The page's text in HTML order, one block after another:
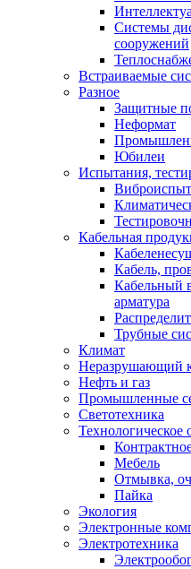
Системы
сооружений
Встраиваемые
Разное
Защитные
Неформат
Юбилеи
Испытания,
Кабельная
Кабель,
Кабельный
арматура
Трубные
Климат
Неразрушающий
Нефть и газ
Промышленные
Светотехника
Технологическое
Мебель
Отмывка,
Пайка
Экология
Электронные
Электротехника